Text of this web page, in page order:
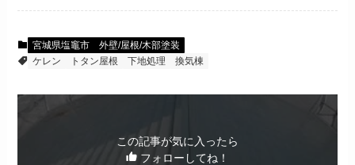
宮城県塩竈市 外壁/屋根/木部塗装
ケレン
トタン屋根 下地処理 換気棟
この記事が気に入ったら
フォローしてね！